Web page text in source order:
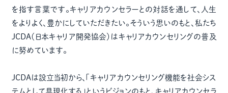
を指す言葉です。キャリアカウンセラーとの対話を通して、人生
をよりよく、豊かにしていただきたい。そういう思いのもと、私たち
JCDA（日本キャリア開発協会）はキャリアカウンセリングの普及
に努めています。
JCDAは設立当初から、「キャリアカウンセリング機能を社会シス
テムとして具現化する」というビジョンのもと、キャリアカウンセラ